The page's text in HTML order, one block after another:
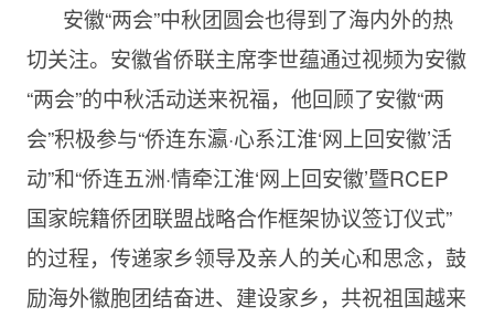
安徽“两会”中秋团圆会也得到了海内外的热
切关注。安徽省侨联主席李世蕴通过视频为安徽
“两会”的中秋活动送来祝福，他回顾了安徽“两
会”积极参与“侨连东瀛·心系江淮‘网上回安徽’活
动”和“侨连五洲·情牵江淮‘网上回安徽’暨RCEP
国家皖籍侨团联盟战略合作框架协议签订仪式”
的过程，传递家乡领导及亲人的关心和思念，鼓
励海外徽胞团结奋进、建设家乡，共祝祖国越来